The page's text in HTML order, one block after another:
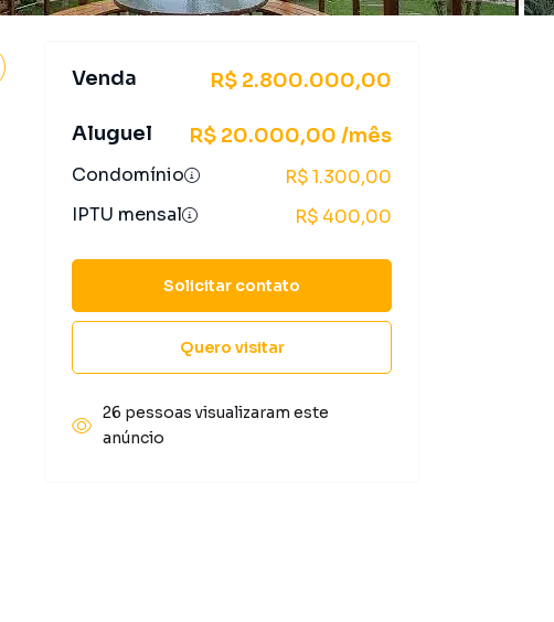
Venda R$ 2.800.000,00
Aluguel R$ 20.000,00 /mês
Condomínio
R$ 1.300,00
IPTU mensal
R$ 400,00
Solicitar contato
Quero visitar
26 pessoas visualizaram este
anúncio